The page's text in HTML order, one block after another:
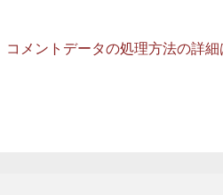
コメントデータの処理方法の詳